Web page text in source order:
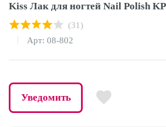
Kiss Лак для ногтей Nail Polish
(31)
Арт: 08-802
Уведомить